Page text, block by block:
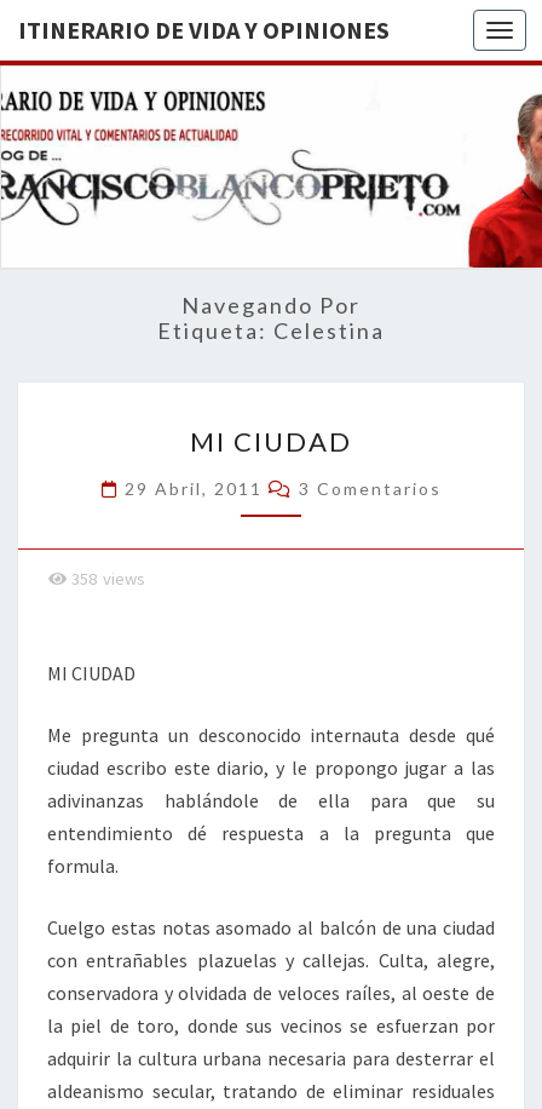
ITINERARIO DE VIDA Y OPINIONES
DE
BREVE
RECORRIDO
VITAL Y
ACTUALIDAD
Navegando Por
Etiqueta: Celestina
CIUDAD
MI CIUDAD
29 Abril, 2011 Comentarios
3 Comentarios
358 views
MI CIUDAD
Me pregunta un desconocido internauta desde qué
ciudad escribo este diario, y le propongo jugar a las
adivinanzas hablándole de ella para que su
entendimiento dé respuesta a la pregunta que
formula.
Cuelgo estas notas asomado al balcón de una ciudad
con entrañables plazuelas y callejas. Culta, alegre,
conservadora y olvidada de veloces raíles, al oeste de
la piel de toro, donde sus vecinos se esfuerzan por
adquirir la cultura urbana necesaria para desterrar el
aldeanismo secular, tratando de eliminar residuales